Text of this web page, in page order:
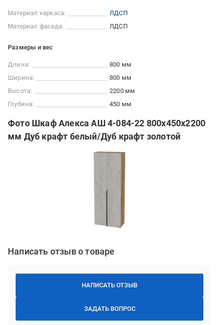
Материал каркаса:
ЛДСП
Материал фасада:
ЛДСП
Размеры и вес
Длина:
800 мм
Ширина:
800 мм
Высота:
2200 мм
Глубина:
450 мм
Фото Шкаф Алекса АШ 4-084-22 800х450х2200
мм Дуб крафт белый/Дуб крафт золотой
Написать отзыв о товаре
НАПИСАТЬ ОТЗЫВ
ЗАДАТЬ ВОПРОС